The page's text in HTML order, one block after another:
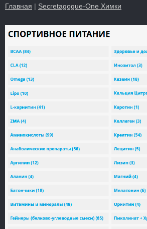
Главная | Secretagogue-One Химки